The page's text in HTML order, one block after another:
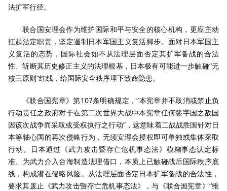
法扩军行径。
联合国安理会作为维护国际和平与安全的核心机构，更应主动
扛起法定职责，坚定遏制日本军国主义复活脚步。面对日本军国主
义复活的态势，国际社会如不从法理层面否定其扩军备战的合法
性、斩断其历史修正主义的法理根基，日本极有可能进一步触碰“无
核三原则”红线，给国际安全秩序埋下致命隐患。
《联合国宪章》第107条明确规定，“本宪章并不取消或禁止负
行动责任之政府对于在第二次世界大战中本宪章任何签字国之敌国
因该次战争而采取或受权执行之行动”，这意味着二战战胜国针对日
本等轴心国的再次侵略行为，无须安理会授权即可单独或集体采取
行动。日本通过《武力攻击暨存亡危机事态法》模糊事态认定标
准、为武力介入台海制造法理借口，本质上已触碰战后国际秩序底
线，构成潜在侵略风险。从法理层面否定日本扩军备战的合法性，
要求其废止《武力攻击暨存亡危机事态法》，与《联合国宪章》“维